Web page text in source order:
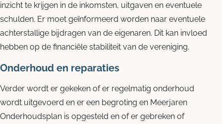
inzicht te krijgen in de inkomsten, uitgaven en eventuele
schulden. Er moet geïnformeerd worden naar eventuele
achterstallige bijdragen van de eigenaren. Dit kan invloed
hebben op de financiële stabiliteit van de vereniging.
Onderhoud en reparaties
Verder wordt er gekeken of er regelmatig onderhoud
wordt uitgevoerd en er een begroting en Meerjaren
Onderhoudsplan is opgesteld en of er gebreken of